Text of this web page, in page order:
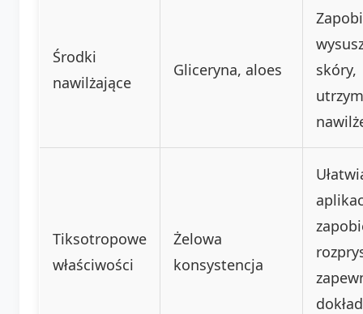
Środki
nawilżające
Gliceryna, aloes
skóry,
Tiksotropowe
właściwości
Żelowa
konsystencja